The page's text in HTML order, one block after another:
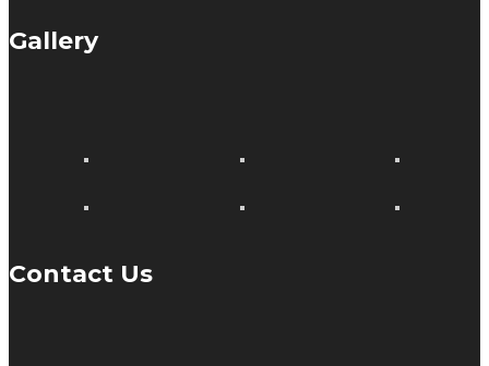
Gallery
Contact Us